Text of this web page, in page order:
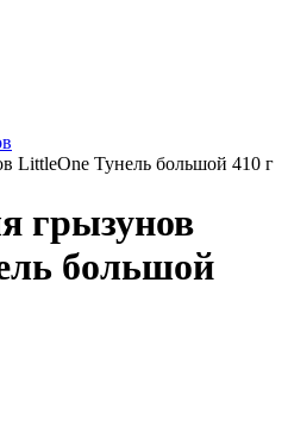
LittleOne Тунель большой 410 г
грызунов
большой